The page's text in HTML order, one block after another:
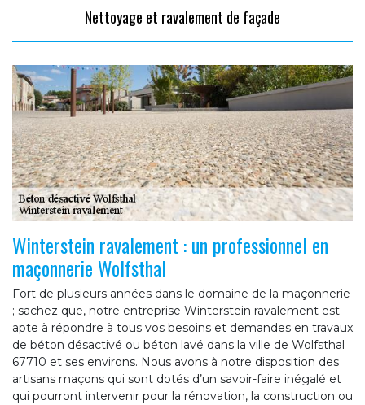
Nettoyage et ravalement de façade
Winterstein ravalement : un professionnel en
maçonnerie Wolfsthal
Fort de plusieurs années dans le domaine de la maçonnerie
; sachez que, notre entreprise Winterstein ravalement est
apte à répondre à tous vos besoins et demandes en travaux
de béton désactivé ou béton lavé dans la ville de Wolfsthal
67710 et ses environs. Nous avons à notre disposition des
artisans maçons qui sont dotés d’un savoir-faire inégalé et
qui pourront intervenir pour la rénovation, la construction ou